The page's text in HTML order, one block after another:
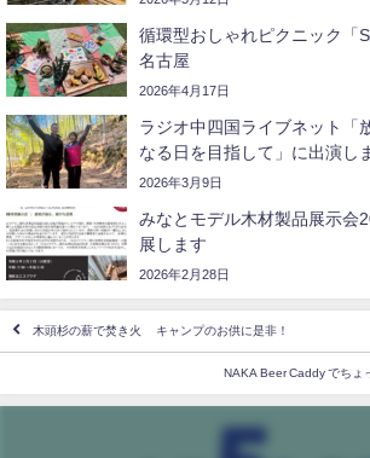
循環型おしゃれピクニック「
名古屋
2026年4月17日
ラジオ中四国ライブネット「
なる日を目指して」に出演し
2026年3月9日
みなとモデル木材製品展示会
展します
2026年2月28日
木頭杉の薪で焚き火 キャンプのお供に是非！
NAKA Beer Caddy でちょ